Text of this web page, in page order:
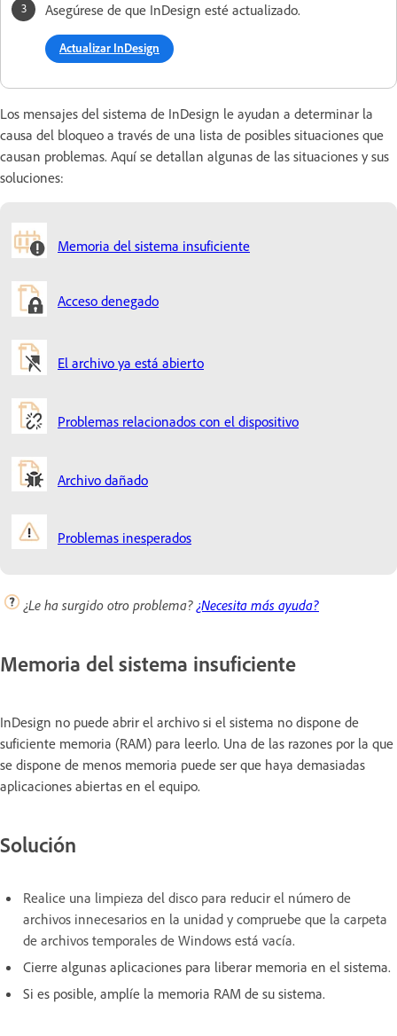
Asegúrese de que InDesign esté actualizado.
Actualizar InDesign
Los mensajes del sistema de InDesign le ayudan a determinar la
causa del bloqueo a través de una lista de posibles situaciones que
causan problemas. Aquí se detallan algunas de las situaciones y sus
soluciones:
Memoria del sistema insuficiente
Acceso denegado
El archivo ya está abierto
Problemas relacionados con el dispositivo
Archivo dañado
Problemas inesperados
¿Le ha surgido otro problema?¿Necesita más ayuda?
Memoria del sistema insuficiente
InDesign no puede abrir el archivo si el sistema no dispone de
suficiente memoria (RAM) para leerlo. Una de las razones por la que
se dispone de menos memoria puede ser que haya demasiadas
aplicaciones abiertas en el equipo.
Solución
Realice una limpieza del disco para reducir el número de
archivos innecesarios en la unidad y compruebe que la carpeta
de archivos temporales de Windows está vacía.
Cierre algunas aplicaciones para liberar memoria en el sistema.
Si es posible, amplíe la memoria RAM de su sistema.